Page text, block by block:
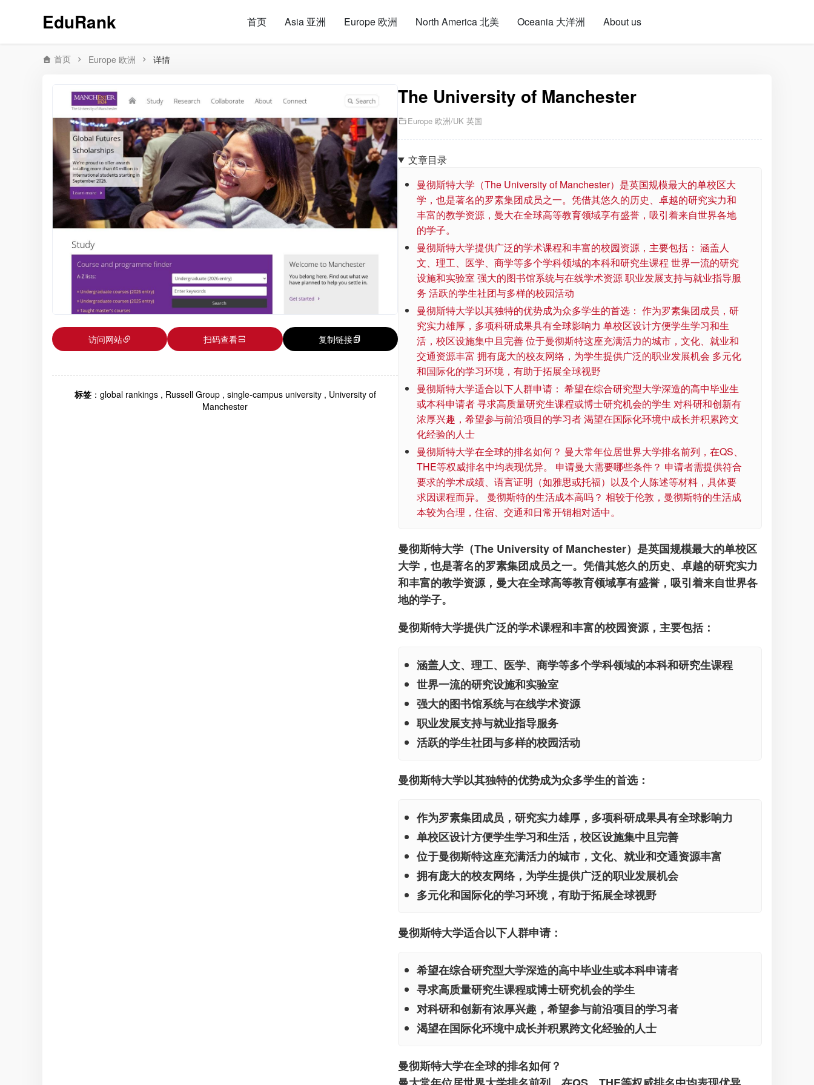
EduRank 首页 Asia 亚洲 Europe 欧洲 North America 北美 Oceania 大洋洲 About us
首页 Europe 欧洲 详情
访问网站 扫码查看 复制链接
标签： global rankings, Russell Group, single-campus university, University of
Manchester
The University of Manchester
Europe 欧洲/UK 英国
文章目录
曼彻斯特大学（The University of Manchester）是英国规模最大的单校区大
学，也是著名的罗素集团成员之一。凭借其悠久的历史、卓越的研究实力和
丰富的教学资源，曼大在全球高等教育领域享有盛誉，吸引着来自世界各地
的学子。
曼彻斯特大学提供广泛的学术课程和丰富的校园资源，主要包括： 涵盖人
文、理工、医学、商学等多个学科领域的本科和研究生课程 世界一流的研究
设施和实验室 强大的图书馆系统与在线学术资源 职业发展支持与就业指导服
务 活跃的学生社团与多样的校园活动
曼彻斯特大学以其独特的优势成为众多学生的首选： 作为罗素集团成员，研
究实力雄厚，多项科研成果具有全球影响力 单校区设计方便学生学习和生
活，校区设施集中且完善 位于曼彻斯特这座充满活力的城市，文化、就业和
交通资源丰富 拥有庞大的校友网络，为学生提供广泛的职业发展机会 多元化
和国际化的学习环境，有助于拓展全球视野
曼彻斯特大学适合以下人群申请： 希望在综合研究型大学深造的高中毕业生
或本科申请者 寻求高质量研究生课程或博士研究机会的学生 对科研和创新有
浓厚兴趣，希望参与前沿项目的学习者 渴望在国际化环境中成长并积累跨文
化经验的人士
曼彻斯特大学在全球的排名如何？ 曼大常年位居世界大学排名前列，在QS、
THE等权威排名中均表现优异。 申请曼大需要哪些条件？ 申请者需提供符合
要求的学术成绩、语言证明（如雅思或托福）以及个人陈述等材料，具体要
求因课程而异。 曼彻斯特的生活成本高吗？ 相较于伦敦，曼彻斯特的生活成
本较为合理，住宿、交通和日常开销相对适中。
曼彻斯特大学（The University of Manchester）是英国规模最大的单校区
大学，也是著名的罗素集团成员之一。凭借其悠久的历史、卓越的研究实力
和丰富的教学资源，曼大在全球高等教育领域享有盛誉，吸引着来自世界各
地的学子。
曼彻斯特大学提供广泛的学术课程和丰富的校园资源，主要包括：
涵盖人文、理工、医学、商学等多个学科领域的本科和研究生课程
世界一流的研究设施和实验室
强大的图书馆系统与在线学术资源
职业发展支持与就业指导服务
活跃的学生社团与多样的校园活动
曼彻斯特大学以其独特的优势成为众多学生的首选：
作为罗素集团成员，研究实力雄厚，多项科研成果具有全球影响力
单校区设计方便学生学习和生活，校区设施集中且完善
位于曼彻斯特这座充满活力的城市，文化、就业和交通资源丰富
拥有庞大的校友网络，为学生提供广泛的职业发展机会
多元化和国际化的学习环境，有助于拓展全球视野
曼彻斯特大学适合以下人群申请：
希望在综合研究型大学深造的高中毕业生或本科申请者
寻求高质量研究生课程或博士研究机会的学生
对科研和创新有浓厚兴趣，希望参与前沿项目的学习者
渴望在国际化环境中成长并积累跨文化经验的人士
曼彻斯特大学在全球的排名如何？